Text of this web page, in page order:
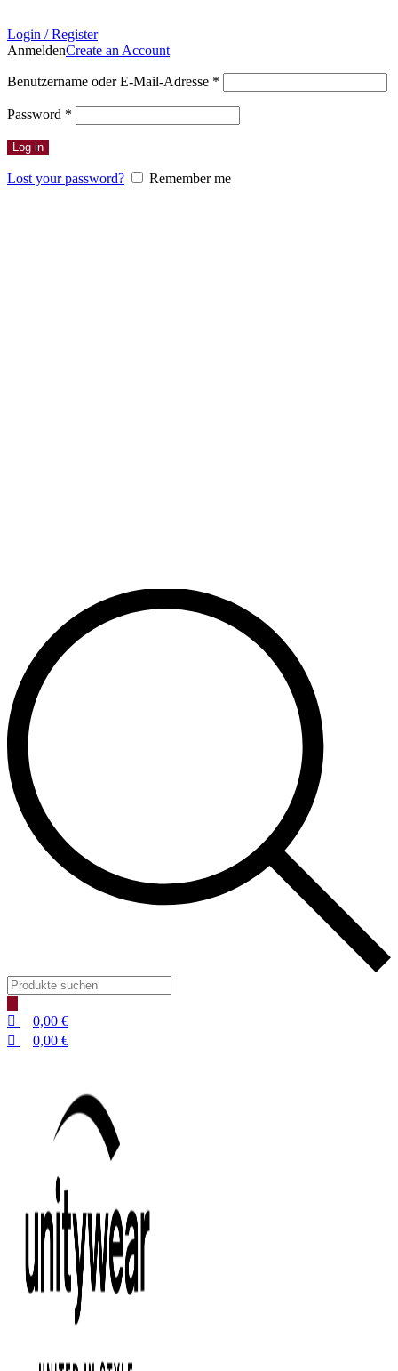
Login / Register
AnmeldenCreate an Account
Benutzername oder E-Mail-Adresse *
Password *
Log in
Lost your password? Remember me
Products
search
0,00 €
0,00 €